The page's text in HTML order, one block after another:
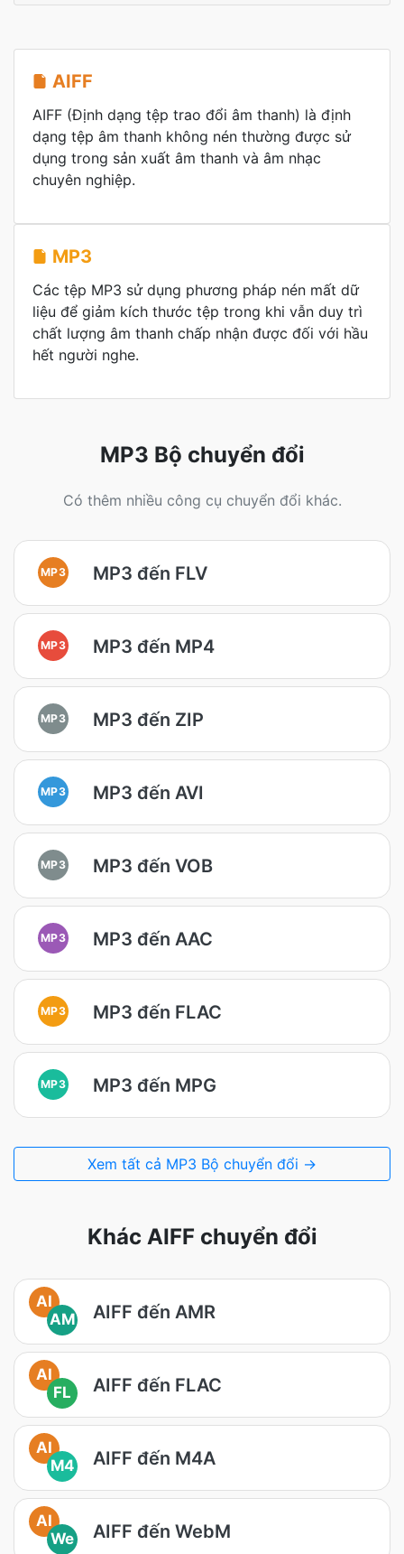
AIFF
AIFF (Định dạng tệp trao đổi âm thanh) là định
dạng tệp âm thanh không nén thường được sử
dụng trong sản xuất âm thanh và âm nhạc
chuyên nghiệp.
MP3
Các tệp MP3 sử dụng phương pháp nén mất dữ
liệu để giảm kích thước tệp trong khi vẫn duy trì
chất lượng âm thanh chấp nhận được đối với hầu
hết người nghe.
MP3 Bộ chuyển đổi
Có thêm nhiều công cụ chuyển đổi khác.
MP3 MP3 đến FLV
MP3 MP3 đến MP4
MP3 MP3 đến ZIP
MP3 MP3 đến AVI
MP3 MP3 đến VOB
MP3 MP3 đến AAC
MP3 MP3 đến FLAC
MP3 MP3 đến MPG
Xem tất cả MP3 Bộ chuyển đổi →
Khác AIFF chuyển đổi
AI
AM
AIFF đến AMR
AI
FL
AIFF đến FLAC
AI
M4
AIFF đến M4A
AI
We
AIFF đến WebM